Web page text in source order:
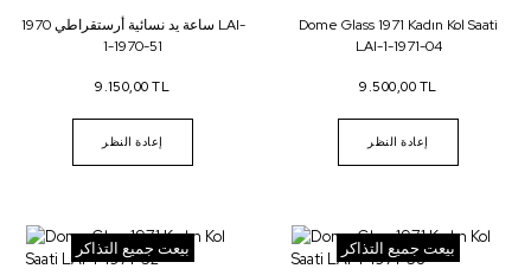
ساعة يد نسائية أرستقراطي 1970 LAI-
1-1970-51
9.150,00 TL
إعادة النظر
Dome Glass 1971 Kadın Kol Saati
LAI-1-1971-04
9.500,00 TL
إعادة النظر
بيعت جميع التذاكر بيعت جميع التذاكر